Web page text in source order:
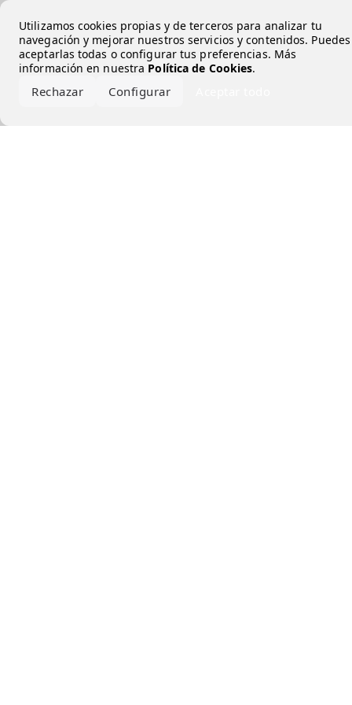
Utilizamos cookies propias y de terceros para analizar tu
navegación y mejorar nuestros servicios y contenidos. Puedes
aceptarlas todas o configurar tus preferencias. Más
información en nuestra Política de Cookies.
Rechazar Configurar
Error loading the brand